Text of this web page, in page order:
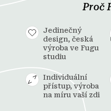
Proč
Jedinečný
design, česká
výroba ve Fugu
studiu
Individuální
přístup, výroba
na míru vaší zdi